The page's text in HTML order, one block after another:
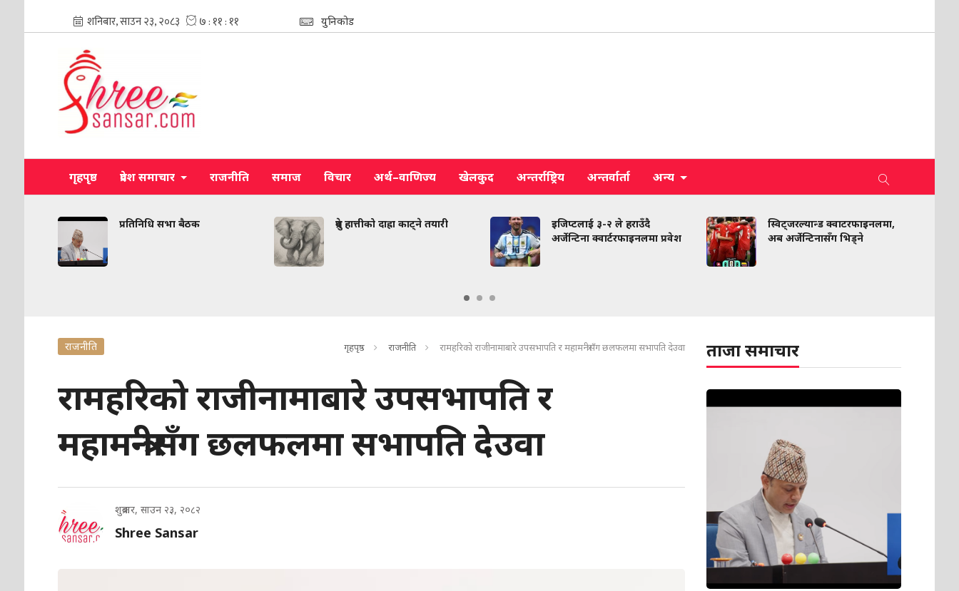
युनिकोड
गृहपृष्ठ प्रदेश समाचार राजनीति समाज विचार अर्थ–वाणिज्य खेलकुद अन्तर्राष्ट्रिय अन्तर्वार्ता अन्य
प्रतिनिधि सभा बैठक ध्रुवे हात्तीको दाह्रा काट्ने तयारी
इजिप्टलाई ३-२ ले हराउँदै
अर्जेन्टिना क्वार्टरफाइनलमा प्रवेश
स्विट्जरल्यान्ड क्वाटरफाइनलमा,
अब अर्जेन्टिनासँग भिड्ने
राजनीति गृहपृष्ठ राजनीति रामहरिको राजीनामाबारे उपसभापति र महामन्त्रीसँग छलफलमा सभापति देउवा
रामहरिको राजीनामाबारे उपसभापति र
महामन्त्रीसँग छलफलमा सभापति देउवा
शुक्रबार, साउन २३, २०८२
Shree Sansar
ताजा समाचार